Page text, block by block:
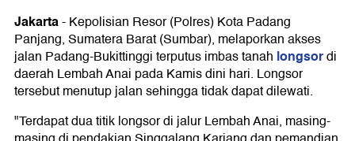
Jakarta-Kepolisian Resor (Polres) Kota Padang
Panjang, Sumatera Barat (Sumbar), melaporkan akses
jalan Padang-Bukittinggi terputus imbas tanah longsordi
daerah Lembah Anai pada Kamis dini hari. Longsor
tersebut menutup jalan sehingga tidak dapat dilewati.
"Terdapat dua titik longsor di jalur Lembah Anai, masing-